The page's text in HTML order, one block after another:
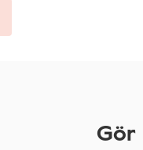
Gör